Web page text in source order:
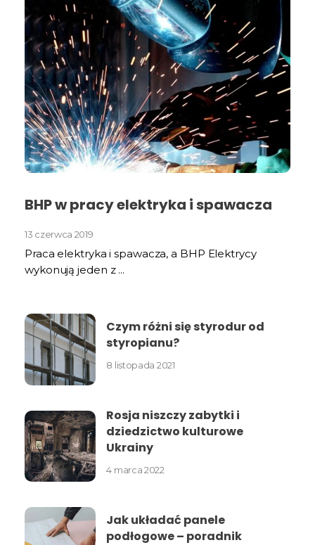
BHP w pracy elektryka i spawacza
13 czerwca 2019
Praca elektryka i spawacza, a BHP Elektrycy
wykonują jeden z ...
Czym różni się styrodur od
styropianu?
8 listopada 2021
Rosja niszczy zabytki i
dziedzictwo kulturowe
Ukrainy
4 marca 2022
Jak układać panele
podłogowe – poradnik